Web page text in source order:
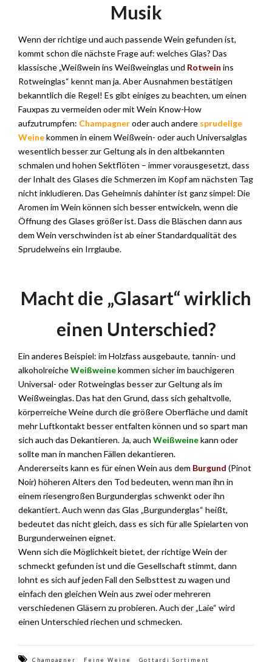
Musik
Wenn der richtige und auch passende Wein gefunden ist,
kommt schon die nächste Frage auf: welches Glas? Das
klassische „Weißwein ins Weißweinglas und Rotwein ins
Rotweinglas“ kennt man ja. Aber Ausnahmen bestätigen
bekanntlich die Regel! Es gibt einiges zu beachten, um einen
Fauxpas zu vermeiden oder mit Wein Know-How
aufzutrumpfen: Champagneroder auch andere sprudelige
Weinekommen in einem Weißwein- oder auch Universalglas
wesentlich besser zur Geltung als in den altbekannten
schmalen und hohen Sektflöten – immer vorausgesetzt, dass
der Inhalt des Glases die Schmerzen im Kopf am nächsten Tag
nicht inkludieren. Das Geheimnis dahinter ist ganz simpel: Die
Aromen im Wein können sich besser entwickeln, wenn die
Öffnung des Glases größer ist. Dass die Bläschen dann aus
dem Wein verschwinden ist ab einer Standardqualität des
Sprudelweins ein Irrglaube.
Macht die „Glasart“ wirklich
einen Unterschied?
Ein anderes Beispiel: im Holzfass ausgebaute, tannin- und
alkoholreicheWeißweinekommen sicher im bauchigeren
Universal- oder Rotweinglas besser zur Geltung als im
Weißweinglas. Das hat den Grund, dass sich gehaltvolle,
körperreiche Weine durch die größere Oberfläche und damit
mehr Luftkontakt besser entfalten können und so spart man
sich auch das Dekantieren. Ja, auch Weißweinekann oder
sollte man in manchen Fällen dekantieren.
Andererseits kann es für einen Wein aus dem Burgund (Pinot
Noir) höheren Alters den Tod bedeuten, wenn man ihn in
einem riesengroßen Burgunderglas schwenkt oder ihn
dekantiert. Auch wenn das Glas „Burgunderglas“ heißt,
bedeutet das nicht gleich, dass es sich für alle Spielarten von
Burgunderweinen eignet.
Wenn sich die Möglichkeit bietet, der richtige Wein der
schmeckt gefunden ist und die Gesellschaft stimmt, dann
lohnt es sich auf jeden Fall den Selbsttest zu wagen und
einfach den gleichen Wein aus zwei oder mehreren
verschiedenen Gläsern zu probieren. Auch der „Laie“ wird
einen Unterschied riechen und schmecken.
Champagner Feine Weine Gottardi Sortiment